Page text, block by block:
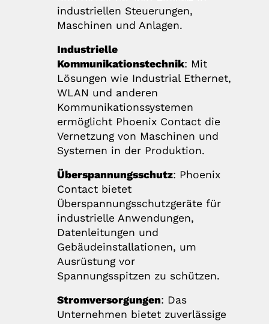
industriellen Steuerungen,
Maschinen und Anlagen.
Industrielle
Kommunikationstechnik: Mit
Lösungen wie Industrial Ethernet,
WLAN und anderen
Kommunikationssystemen
ermöglicht Phoenix Contact die
Vernetzung von Maschinen und
Systemen in der Produktion.
Überspannungsschutz: Phoenix
Contact bietet
Überspannungsschutzgeräte für
industrielle Anwendungen,
Datenleitungen und
Gebäudeinstallationen, um
Ausrüstung vor
Spannungsspitzen zu schützen.
Stromversorgungen: Das
Unternehmen bietet zuverlässige